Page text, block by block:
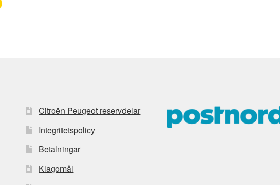
Citroën Peugeot reservdelar
Integritetspolicy
Betalningar
Klagomål